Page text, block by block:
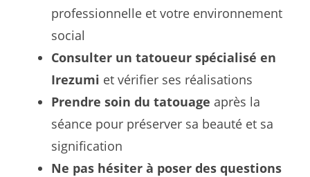
professionnelle et votre environnement
social
Consulter un tatoueur spécialisé en
Irezumi et vérifier ses réalisations
Prendre soin du tatouage après la
séance pour préserver sa beauté et sa
signification
Ne pas hésiter à poser des questions